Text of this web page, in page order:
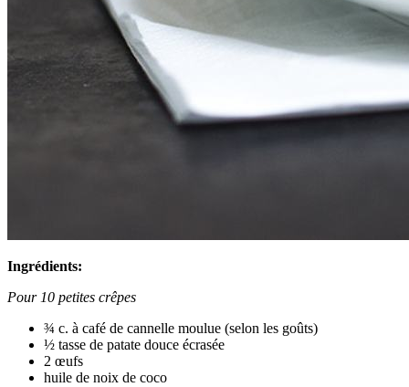
Ingrédients:
Pour 10 petites crêpes
¾ c. à café de cannelle moulue (selon les goûts)
½ tasse de patate douce écrasée
2 œufs
huile de noix de coco